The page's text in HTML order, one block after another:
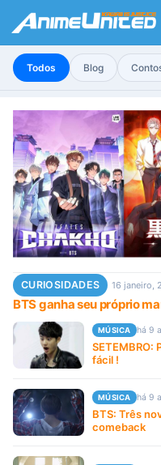
Todos Blog
CURIOSIDADES 16 janeiro,
BTS ganha seu próprio
MÚSICA há 9
SETEMBRO:
fácil !
MÚSICA há 9
BTS: Três
comeback